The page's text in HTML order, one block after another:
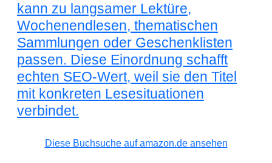
kann zu langsamer Lektüre,
Wochenendlesen, thematischen
Sammlungen oder Geschenklisten
passen. Diese Einordnung schafft
echten SEO-Wert, weil sie den Titel
mit konkreten Lesesituationen
verbindet.
Diese Buchsuche auf amazon.de ansehen